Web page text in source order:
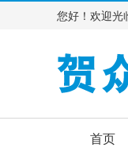
您好！欢迎光
首页